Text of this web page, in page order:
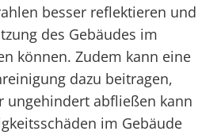
besser reflektieren und
des Gebäudes im
können. Zudem kann eine
dazu beitragen,
ungehindert abfließen kann
im Gebäude